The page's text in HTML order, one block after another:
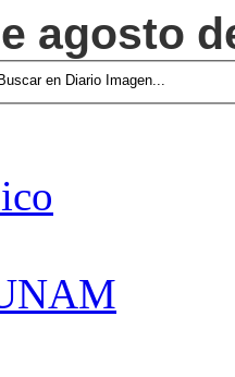
agosto